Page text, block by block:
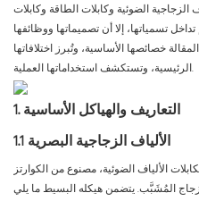
الزجاجية الضوئية وكابلات الطاقة وكابلات
تسمياتها، إلا أن تصميماتها ووظائفها
خصائصها الأساسية، وتُبرز اختلافاتها
الرئيسية، وتستكشف استخداماتها العملية.
1. التعاريف والهياكل الأساسية
1.1 الألياف الزجاجية البصرية
الألياف الضوئية، مصنوع من الكوارتز